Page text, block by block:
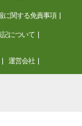
に関する免責事項
について
運営会社